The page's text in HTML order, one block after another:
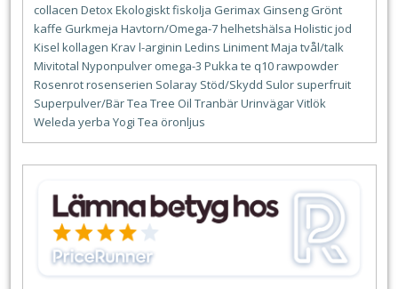
collacen DetoxEkologisktfiskolja Gerimax Ginseng Grönt
kaffe Gurkmeja Havtorn/Omega-7helhetshälsa Holisticjod
Kisel kollagen Kravl-arginin Ledins LinimentMaja tvål/talk
Mivitotal Nyponpulver omega-3 Pukka te q10rawpowder
Rosenrotrosenserien Solaray Stöd/Skydd Sulor superfruit
Superpulver/BärTea Tree Oil TranbärUrinvägarVitlök
Weleda yerba Yogi Tea öronljus